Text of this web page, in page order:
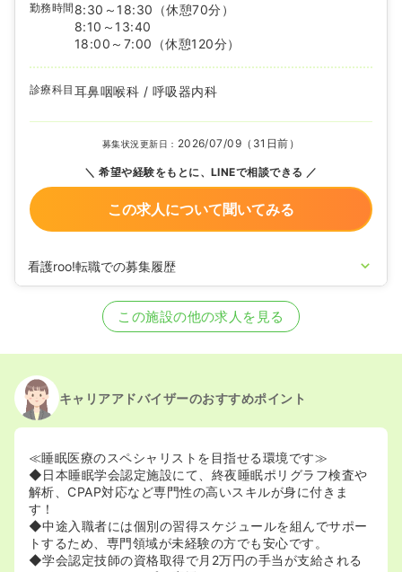
勤務時間 8:30～18:30
（休憩70分）
8:10～13:40
18:00～7:00
（休憩120分）
診療科目 耳鼻咽喉科 / 呼吸器内科
募集状況更新日： 2026/07/09（31日前）
希望や経験をもとに、LINEで相談できる
この求人について聞いてみる
看護roo!転職での募集履歴
この施設の他の求人を見る
キャリアアドバイザーのおすすめポイント
≪睡眠医療のスペシャリストを目指せる環境です≫
◆日本睡眠学会認定施設にて、終夜睡眠ポリグラフ検査や
解析、CPAP対応など専門性の高いスキルが身に付きま
す！
◆中途入職者には個別の習得スケジュールを組んでサポー
トするため、専門領域が未経験の方でも安心です。
◆学会認定技師の資格取得で月2万円の手当が支給される